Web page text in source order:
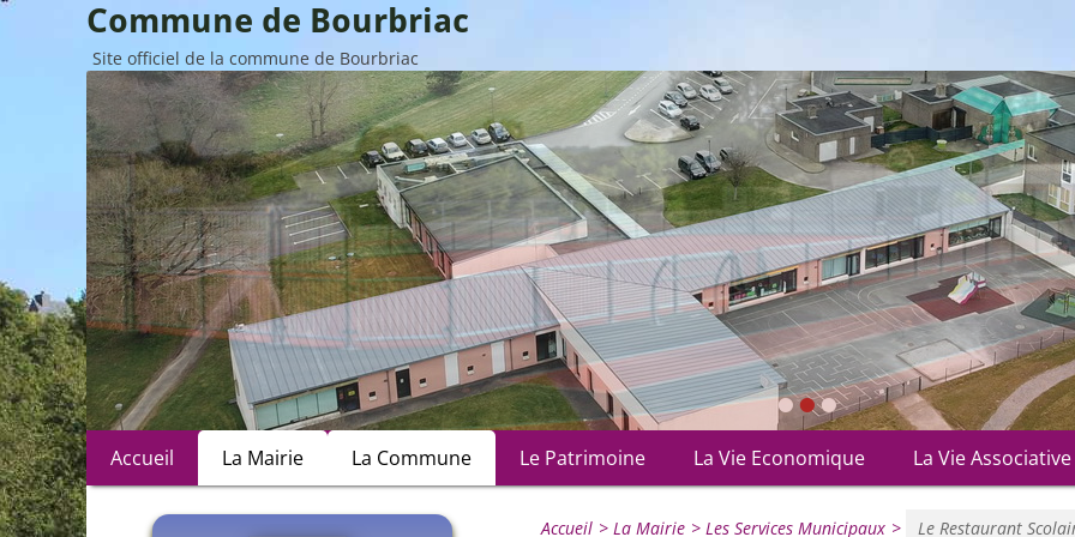
Commune de Bourbriac
Site officiel de la commune de Bourbriac
•••
Menu
principal
Aller
au
contenu
Accueil La Mairie La Commune Le Patrimoine La Vie Economique La Vie Associative
Accueil > La Mairie > Les Services Municipaux > Le Restaurant